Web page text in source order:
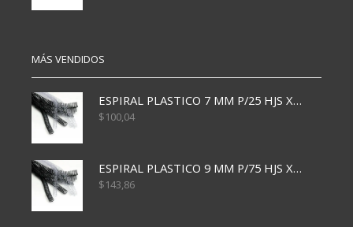
MÁS VENDIDOS
ESPIRAL PLASTICO 7 MM P/25 HJS X50x3000
$100,04
ESPIRAL PLASTICO 9 MM P/75 HJS X50X2400
$143,86